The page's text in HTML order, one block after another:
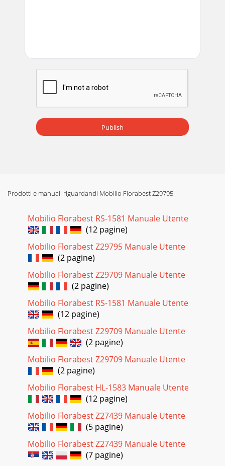
Publish
Prodotti e manuali riguardandi Mobilio Florabest Z29795
Mobilio Florabest RS-1581 Manuale Utente
(12 pagine)
Mobilio Florabest Z29795 Manuale Utente
(2 pagine)
Mobilio Florabest Z29709 Manuale Utente
(2 pagine)
Mobilio Florabest RS-1581 Manuale Utente
(12 pagine)
Mobilio Florabest Z29709 Manuale Utente
(2 pagine)
Mobilio Florabest Z29709 Manuale Utente
(2 pagine)
Mobilio Florabest HL-1583 Manuale Utente
(12 pagine)
Mobilio Florabest Z27439 Manuale Utente
(5 pagine)
Mobilio Florabest Z27439 Manuale Utente
(7 pagine)